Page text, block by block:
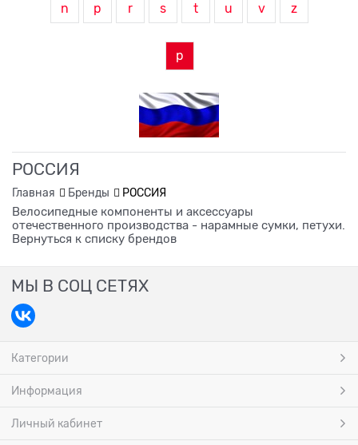
n p r s t u v z
р
РОССИЯ
Главная Бренды
РОССИЯ
Велосипедные компоненты и аксессуары
отечественного производства - нарамные сумки, петухи.
Вернуться к списку брендов
МЫ В СОЦ СЕТЯХ
Категории
Информация
Личный кабинет